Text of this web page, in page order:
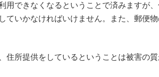
できなくなるということで済みますが
いかなければいけません。また、郵便
所提供をしているということは被害の質